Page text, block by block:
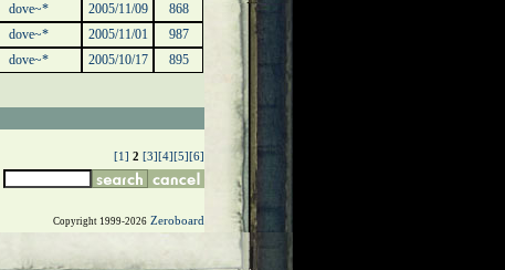
dove~* 2005/11/09
868
dove~* 2005/11/01
987
dove~* 2005/10/17 895
[1] 2 [3] [4] [5] [6]
Copyright 1999-2026 Zeroboard